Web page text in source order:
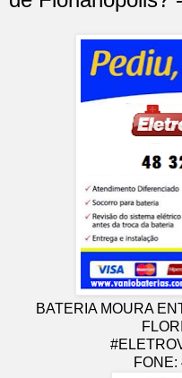
BATERIA MOURA
FONE: